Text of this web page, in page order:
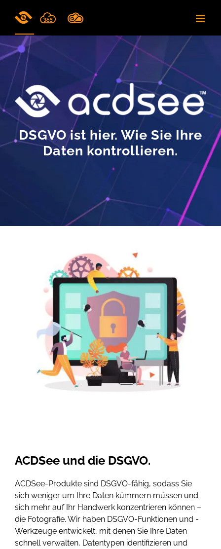
DSGVO ist hier. Wie Sie Ihre
Daten kontrollieren.
ACDSee und die DSGVO.
ACDSee-Produkte sind DSGVO-fähig, sodass Sie
sich weniger um Ihre Daten kümmern müssen und
sich mehr auf Ihr Handwerk konzentrieren können –
die Fotografie. Wir haben DSGVO-Funktionen und -
Werkzeuge entwickelt, mit denen Sie Ihre Daten
schnell verwalten, Datentypen identifizieren und